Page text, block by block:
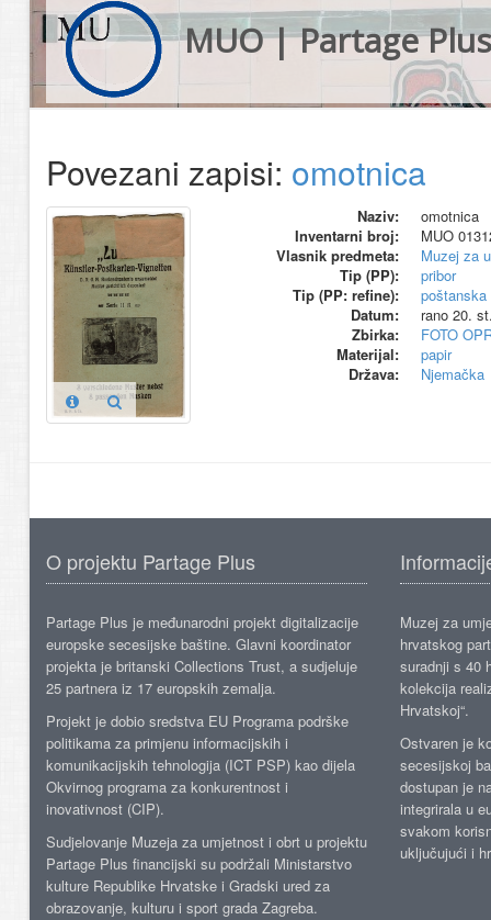
MUO | Partage Plus
Povezani zapisi: omotnica
Naziv:
omotnica
Inventarni broj:
MUO
Vlasnik predmeta:
Muzej za
Tip (PP):
pribor
Tip (PP: refine):
Datum:
rano 20.
Zbirka:
FOTO
Materijal:
papir
Država:
Njemačka
O projektu Partage Plus
Partage Plus je međunarodni projekt digitalizacije
europske secesijske baštine. Glavni koordinator
projekta je britanski Collections Trust, a sudjeluje
25 partnera iz 17 europskih zemalja.
Projekt je dobio sredstva EU Programa podrške
politikama za primjenu informacijskih i
komunikacijskih tehnologija (ICT PSP) kao dijela
Okvirnog programa za konkurentnost i
inovativnost (CIP).
Sudjelovanje Muzeja za umjetnost i obrt u projektu
Partage Plus financijski su podržali Ministarstvo
kulture Republike Hrvatske i Gradski ured za
obrazovanje, kulturu i sport grada Zagreba.
Muzej za
hrvatskog
suradnji s 40
kolekcija
Hrvatskoj“.
Ostvaren je
secesijskoj
dostupan je
integrirala u
svakom
uključujući i